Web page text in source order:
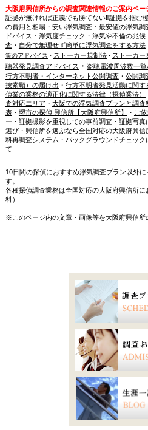
大阪府興信所からの調査関連情報のご案内ペー
証拠が無ければ正義でも勝てない‼証拠を掴む
の費用と相場・ 安い浮気調査・ 最安値の浮気調
ドバイス ・ 浮気度チェック・浮気や不倫の兆候
査・ 自分で無理せず簡単に浮気調査をする方法
策のアドバイス ・ ストーカー規制法・ ストーカー
聴器発見調査アドバイス ・ 盗聴電波周波数一覧
行方不明者・インターネット公開調査・ 公開調
捜索願）の届け出 ・ 行方不明者発見活動に関す
偵業の業務の適正化に関する法律（探偵業法）
査対応エリア ・ 大阪での浮気調査プランと調査
表・ 堺市の探偵 興信所【大阪府興信所】 ・ ご
ー ・ 証拠撮影を重視しての事前調査・ 証拠写真
選び・ 興信所を選ぶなら全国対応の大阪府興信
料再調査システム ・ バックグラウンドチェック
て
10日間の探偵におすすめ浮気調査プラン以外
す。
各種探偵調査業務は全国対応の大阪府興信所
料）
※このページ内の文章・画像等を大阪府興信所